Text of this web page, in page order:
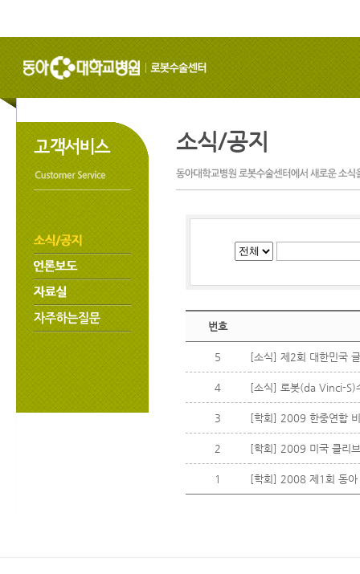
소식/공지
번호
5 [소식] 제2회 대한민국
4 [소식] 로봇(da Vinci-S)
3 [학회] 2009 한중연합
2 [학회] 2009 미국 클리
1 [학회] 2008 제1회 동아